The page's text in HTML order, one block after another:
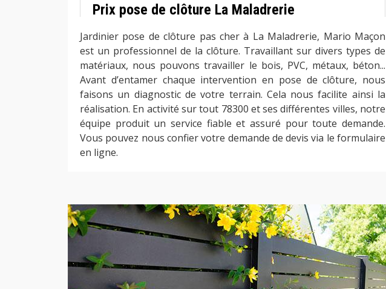
Prix pose de clôture La Maladrerie
Jardinier pose de clôture pas cher à La Maladrerie, Mario Maçon
est un professionnel de la clôture. Travaillant sur divers types de
matériaux, nous pouvons travailler le bois, PVC, métaux, béton...
Avant d’entamer chaque intervention en pose de clôture, nous
faisons un diagnostic de votre terrain. Cela nous facilite ainsi la
réalisation. En activité sur tout 78300 et ses différentes villes, notre
équipe produit un service fiable et assuré pour toute demande.
Vous pouvez nous confier votre demande de devis via le formulaire
en ligne.